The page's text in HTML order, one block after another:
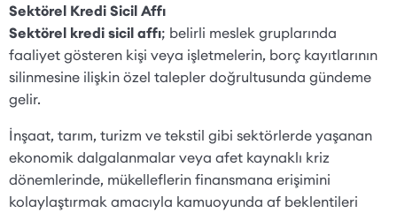
Sektörel Kredi Sicil Affı
Sektörel kredi sicil affı; belirli meslek gruplarında
faaliyet gösteren kişi veya işletmelerin, borç kayıtlarının
silinmesine ilişkin özel talepler doğrultusunda gündeme
gelir.
İnşaat, tarım, turizm ve tekstil gibi sektörlerde yaşanan
ekonomik dalgalanmalar veya afet kaynaklı kriz
dönemlerinde, mükelleflerin finansmana erişimini
kolaylaştırmak amacıyla kamuoyunda af beklentileri